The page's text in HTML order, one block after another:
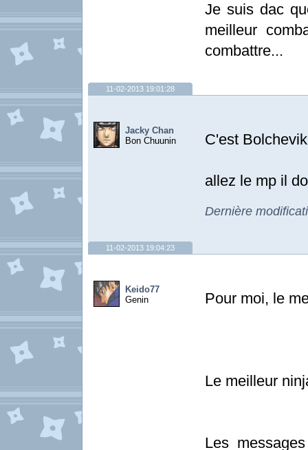
Je suis dac
meilleur
combattre...
11-02-2013 19:01:28
Jacky Chan
Bon Chuunin
C'est
allez le mp il
Dernière
11-02-2013 19:04:23
Keido77
Genin
Pour moi, le
Le meilleur
Les